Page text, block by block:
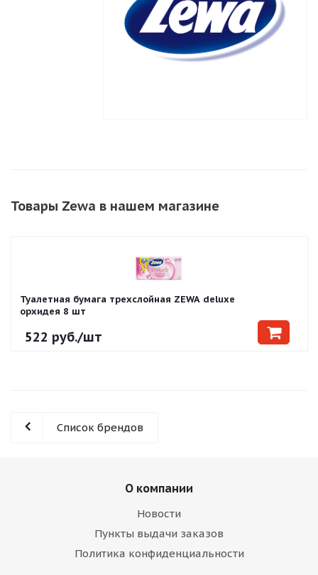
Товары Zewa в нашем магазине
Туалетная бумага трехслойная ZEWA deluxe
орхидея 8 шт
522 руб./шт
Список брендов
О компании
Новости
Пункты выдачи заказов
Политика конфиденциальности